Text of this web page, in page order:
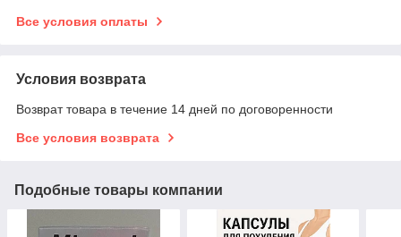
Все условия оплаты
Условия возврата
Возврат товара в течение 14 дней по договоренности
Все условия возврата
Подобные товары компании